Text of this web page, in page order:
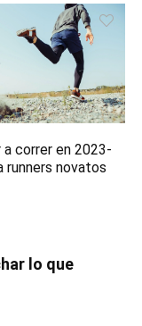
a correr en 2023-
runners novatos
lo que